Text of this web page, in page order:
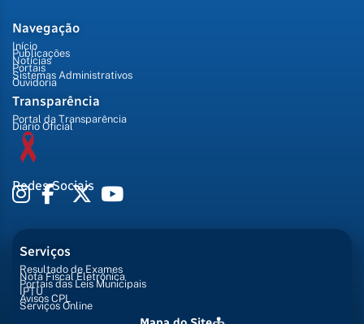
Navegação
Início
Publicações
Notícias
Portais
Sistemas Administrativos
Ouvidoria
Transparência
Portal da Transparência
Diário Oficial
Redes Sociais
Serviços
Resultado de Exames
Nota Fiscal Eletrônica
Portais das Leis Municipais
IPTU
Avisos CPL
Serviços Online